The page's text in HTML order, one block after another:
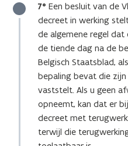
7° Een besluit van de
decreet in werking
de algemene regel
de tiende dag na de
Belgisch Staatsblad,
bepaling bevat die
vaststelt. Als u geen
opneemt, kan dat er
decreet met
terwijl die